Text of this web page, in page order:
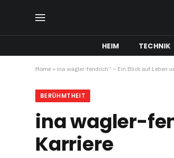
HEIM TECHNIK
Home » ina wagler-fendrich” – Ein Blick auf Leben
BERÜHMTHEIT
ina wagler-
Karriere